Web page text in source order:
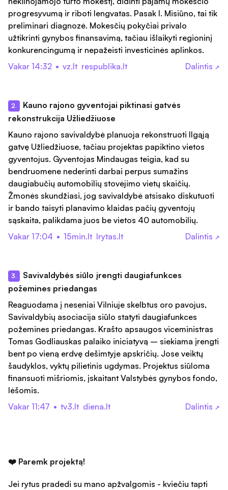
progresyvumą ir riboti lengvatas. Pasak I. Misiūno, tai tik
preliminari diagnozė. Mokesčių pokyčiai privalo
užtikrinti gynybos finansavimą, tačiau išlaikyti regioninį
konkurencingumą ir nepažeisti investicinės aplinkos.
Vakar 14:32 • vz.lt respublika.lt Dalintis ↗
2.
Kauno rajono gyventojai piktinasi gatvės
rekonstrukcija Užliedžiuose
Kauno rajono savivaldybė planuoja rekonstruoti Ilgąją
gatvę Užliedžiuose, tačiau projektas papiktino vietos
gyventojus. Gyventojas Mindaugas teigia, kad su
bendruomene nederinti darbai perpus sumažins
daugiabučių automobilių stovėjimo vietų skaičių.
Žmonės skundžiasi, jog savivaldybė atsisako diskutuoti
ir bando taisyti planavimo klaidas pačių gyventojų
sąskaita, palikdama juos be vietos 40 automobilių.
Vakar 17:04 • 15min.lt lrytas.lt Dalintis ↗
3.
Savivaldybės siūlo įrengti daugiafunkces
požemines priedangas
Reaguodama į neseniai Vilniuje skelbtus oro pavojus,
Savivaldybių asociacija siūlo statyti daugiafunkces
požemines priedangas. Krašto apsaugos viceministras
Tomas Godliauskas palaiko iniciatyvą – siekiama įrengti
bent po vieną erdvę dešimtyje apskričių. Jose veiktų
šaudyklos, vyktų pilietinis ugdymas. Projektus siūloma
finansuoti mišriomis, įskaitant Valstybės gynybos fondo,
lėšomis.
Vakar 11:47 • tv3.lt diena.lt Dalintis ↗
❤️ Paremk projektą!
Jei rytus pradedi su mano apžvalgomis - kviečiu tapti